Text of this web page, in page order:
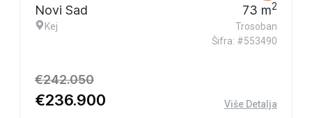
Novi Sad
Kej
73 m2
Trosoban
Šifra: #553490
€242.050
€236.900 Više Detalja